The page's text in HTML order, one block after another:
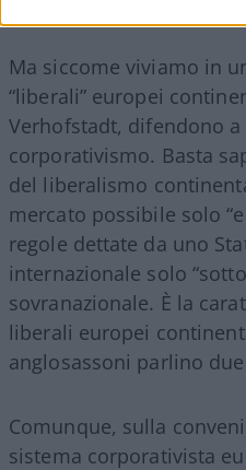
Ma siccome viviamo in
“liberali” europei
Verhofstadt, difendono
corporativismo. Basta
del liberalismo
mercato possibile solo
regole dettate da uno
internazionale solo
sovranazionale. È la
liberali europei
anglosassoni parlino
Comunque, sulla
sistema corporativista